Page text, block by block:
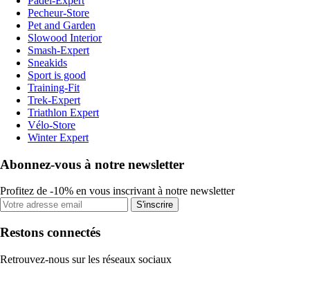
Pecheur-Store
Pet and Garden
Slowood Interior
Smash-Expert
Sneakids
Sport is good
Training-Fit
Trek-Expert
Triathlon Expert
Vélo-Store
Winter Expert
Abonnez-vous à notre newsletter
Profitez de -10% en vous inscrivant à notre newsletter
S'inscrire
Restons connectés
Retrouvez-nous sur les réseaux sociaux